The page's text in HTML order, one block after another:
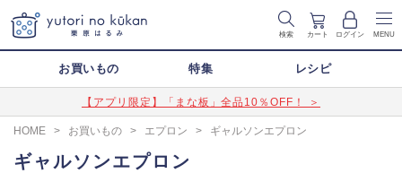
検索 カート ログイン MENU
お買いもの 特集 レシピ
【アプリ限定】「まな板」全品10％OFF！ ＞
HOME > お買いもの > エプロン > ギャルソンエプロン
ギャルソンエプロン